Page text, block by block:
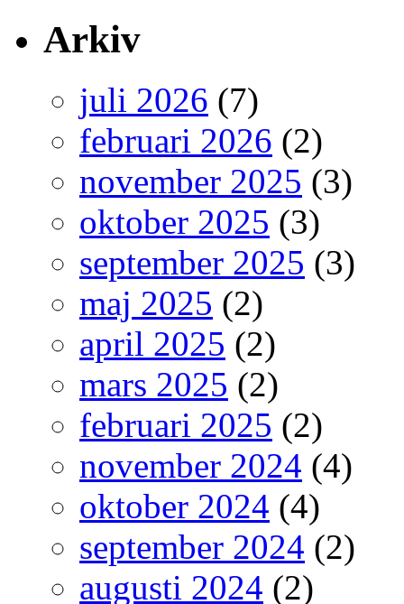
Arkiv
juli 2026 (7)
februari 2026 (2)
november 2025 (3)
oktober 2025 (3)
september 2025 (3)
maj 2025 (2)
april 2025 (2)
mars 2025 (2)
februari 2025 (2)
november 2024 (4)
oktober 2024 (4)
september 2024 (2)
augusti 2024 (2)